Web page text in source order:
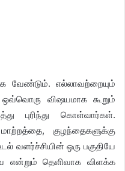
வேண்டும். எல்லாவற்றையும்
விஷயமாக கூறும்
புரிந்து கொள்வார்கள்.
குழந்தைகளுக்கு
வளர்ச்சியின் ஒரு பகுதியே
என்றும் தெளிவாக விளக்க